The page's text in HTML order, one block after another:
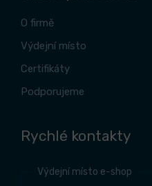
O firmě
Výdejní místo
Certifikáty
Podporujeme
Rychlé kontakty
Výdejní místo e-shop